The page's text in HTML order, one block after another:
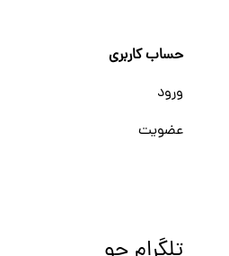
حساب کاربری
ورود
عضویت